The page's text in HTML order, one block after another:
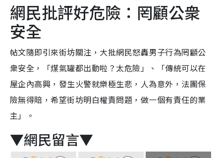
網民批評好危險：罔顧公衆
安全
帖文隨即引來街坊關注，大批網民怒轟男子行為罔顧公
衆安全，「煤氣罐都出動啦？太危險」、「傳統可以在
屋企內高興，發生火警就樂極生悲，人為意外，法團保
險無得賠，希望街坊明白權責問題，做一個有責任的業
主」。
▼網民留言▼